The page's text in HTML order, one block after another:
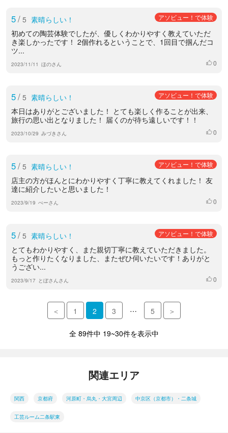
5/ 5 素晴らしい！ アソビュー！で体験
初めての陶芸体験でしたが、優しくわかりやすく教えていただ
き楽しかったです！ 2個作れるということで、1回目で掴んだコ
ツ...
2023/11/11 ほのさん いいね
0
5/ 5 素晴らしい！ アソビュー！で体験
本日はありがとございました！ とても楽しく作ることが出来、
旅行の思い出となりました！ 届くのが待ち遠しいです！！
2023/10/29 みづきさん いいね
0
5/ 5 素晴らしい！ アソビュー！で体験
店主の方がほんとにわかりやすく丁寧に教えてくれました！ 友
達に紹介したいと思いました！
2023/9/19 ぺーさん いいね
0
5/ 5 素晴らしい！ アソビュー！で体験
とてもわかりやすく、また親切丁寧に教えていただきました。
もっと作りたくなりました、またぜひ伺いたいです！ありがと
うござい...
2023/9/17 とぼさんさん いいね
0
＜ 1 2 3 … 5 ＞
全 89件中 19~30件を表示中
関連エリア
関西 京都府 河原町・烏丸・大宮周辺 中京区（京都市）・二条城
工芸ルーム二条駅東